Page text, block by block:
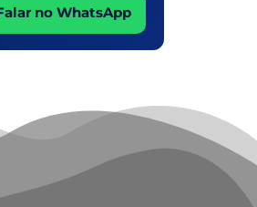
no WhatsApp